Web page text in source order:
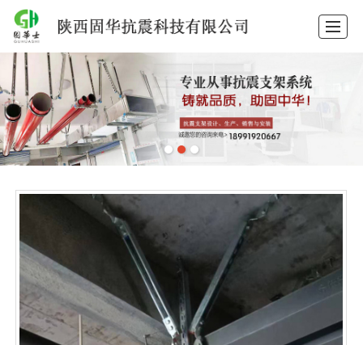
首页 产品中心 抗震支架安装 工程案例 新闻动态